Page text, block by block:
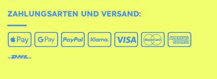
ZAHLUNGSARTEN UND VERSAND: